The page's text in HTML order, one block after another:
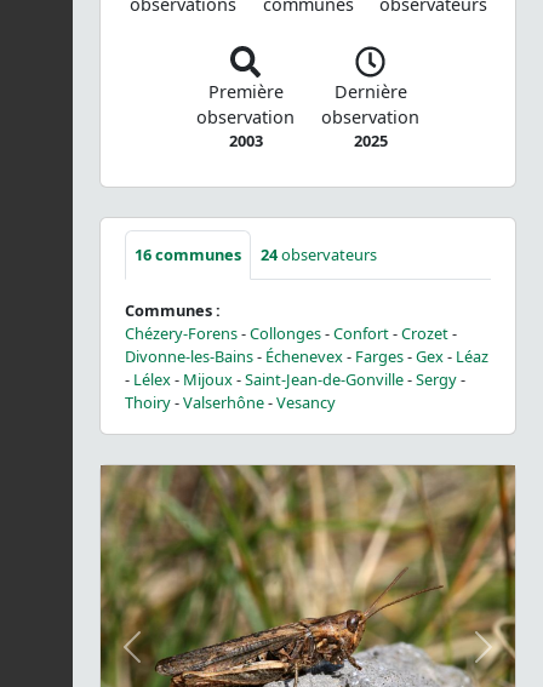
Première
observation
2003
Dernière
observation
2025
16communes 24observateurs
Communes :
Chézery-Forens-Collonges-Confort-Crozet-
Divonne-les-Bains- Échenevex- Farges-Gex- Léaz
- Lélex- Mijoux-Saint-Jean-de-Gonville-Sergy-
Thoiry-Valserhône-Vesancy
Previous Next